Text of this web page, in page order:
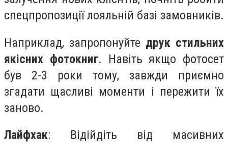
спецпропозиції лояльній базі замовників.
Наприклад, запропонуйте друк стильних
якісних фотокниг. Навіть якщо фотосет
був 2-3 роки тому, завжди приємно
згадати щасливі моменти і пережити їх
заново.
Лайфхак: Відійдіть від масивних